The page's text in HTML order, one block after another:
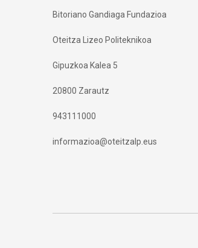
Bitoriano Gandiaga Fundazioa
Oteitza Lizeo Politeknikoa
Gipuzkoa Kalea 5
20800 Zarautz
943111000
informazioa@oteitzalp.eus